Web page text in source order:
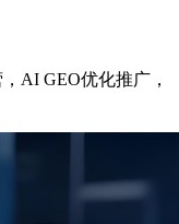
AI GEO优化推广，